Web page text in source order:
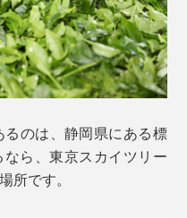
無農薬有機の茶畑で、
るのは、静岡県にある標
ら、東京スカイツリー
所です。